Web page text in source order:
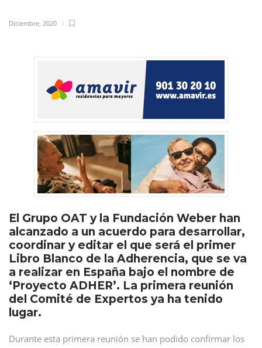
Diciembre, 2020
El Grupo OAT y la Fundación Weber han
alcanzado a un acuerdo para desarrollar,
coordinar y editar el que será el primer
Libro Blanco de la Adherencia, que se va
a realizar en España bajo el nombre de
‘Proyecto ADHER’. La primera reunión
del Comité de Expertos ya ha tenido
lugar.
Durante esta primera reunión se han podido confirmar los